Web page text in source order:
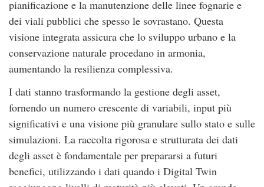
pianificazione e la manutenzione delle linee fognarie e
dei viali pubblici che spesso le sovrastano. Questa
visione integrata assicura che lo sviluppo urbano e la
conservazione naturale procedano in armonia,
aumentando la resilienza complessiva.
I dati stanno trasformando la gestione degli asset,
fornendo un numero crescente di variabili, input più
significativi e una visione più granulare sullo stato e sulle
simulazioni. La raccolta rigorosa e strutturata dei dati
degli asset è fondamentale per prepararsi a futuri
benefici, utilizzando i dati quando i Digital Twin